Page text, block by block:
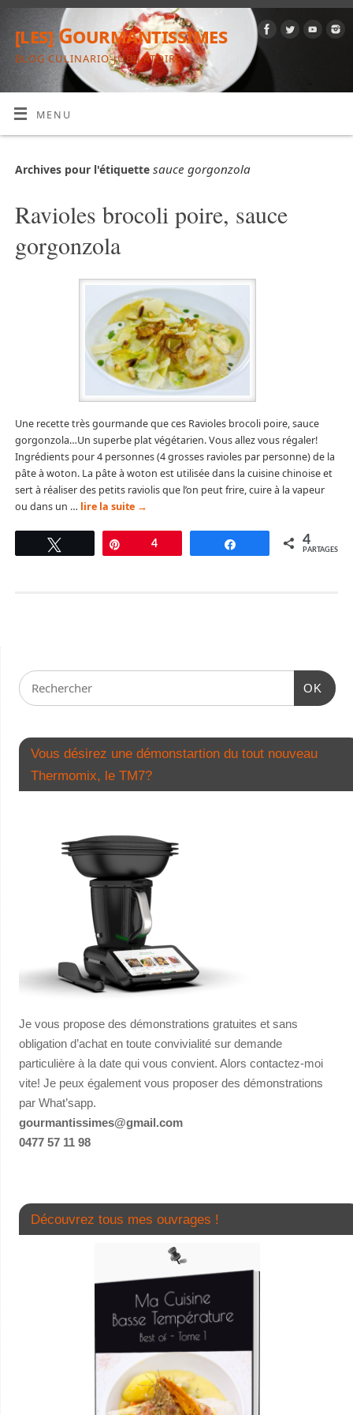
[les] Gourmantissimes
BLOG CULINARIO-JUBILATOIRE
MENU
Archives pour l'étiquette sauce gorgonzola
Ravioles brocoli poire, sauce
gorgonzola
Une recette très gourmande que ces Ravioles brocoli poire, sauce
gorgonzola…Un superbe plat végétarien. Vous allez vous régaler!
Ingrédients pour 4 personnes (4 grosses ravioles par personne) de la
pâte à woton. La pâte à woton est utilisée dans la cuisine chinoise et
sert à réaliser des petits raviolis que l’on peut frire, cuire à la vapeur
ou dans un … lire la suite →
Tweetez Épingle
4 Partagez 4
PARTAGES
OK
Vous désirez une démonstartion du tout nouveau
Thermomix, le TM7?
Je vous propose des démonstrations gratuites et sans
obligation d’achat en toute convivialité sur demande
particulière à la date qui vous convient. Alors contactez-moi
vite! Je peux également vous proposer des démonstrations
par What’sapp.
gourmantissimes@gmail.com
0477 57 11 98
Découvrez tous mes ouvrages !